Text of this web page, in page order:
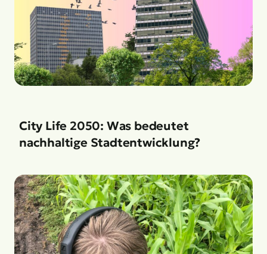
City Life 2050: Was bedeutet
nachhaltige Stadtentwicklung?